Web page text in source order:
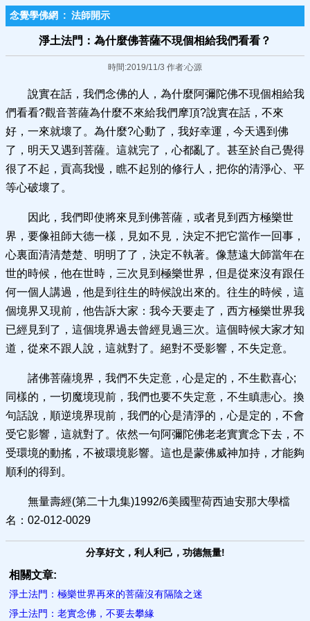
念覺學佛網 : 法師開示
淨土法門：為什麼佛菩薩不現個相給我們看看？
時間:2019/11/3 作者:心源
說實在話，我們念佛的人，為什麼阿彌陀佛不現個相給我
們看看?觀音菩薩為什麼不來給我們摩頂?說實在話，不來
好，一來就壞了。為什麼?心動了，我好幸運，今天遇到佛
了，明天又遇到菩薩。這就完了，心都亂了。甚至於自己覺得
很了不起，貢高我慢，瞧不起別的修行人，把你的清淨心、平
等心破壞了。
因此，我們即使將來見到佛菩薩，或者見到西方極樂世
界，要像祖師大德一樣，見如不見，決定不把它當作一回事，
心裏面清清楚楚、明明了了，決定不執著。像慧遠大師當年在
世的時候，他在世時，三次見到極樂世界，但是從來沒有跟任
何一個人講過，他是到往生的時候說出來的。往生的時候，這
個境界又現前，他告訴大家：我今天要走了，西方極樂世界我
已經見到了，這個境界過去曾經見過三次。這個時候大家才知
道，從來不跟人說，這就對了。絕對不受影響，不失定意。
諸佛菩薩境界，我們不失定意，心是定的，不生歡喜心;
同樣的，一切魔境現前，我們也要不失定意，不生瞋恚心。換
句話說，順逆境界現前，我們的心是清淨的，心是定的，不會
受它影響，這就對了。依然一句阿彌陀佛老老實實念下去，不
受環境的動搖，不被環境影響。這也是蒙佛威神加持，才能夠
順利的得到。
無量壽經(第二十九集)1992/6美國聖荷西迪安那大學檔
名：02-012-0029
分享好文，利人利己，功德無量!
相關文章:
淨土法門：極樂世界再來的菩薩沒有隔陰之迷
淨土法門：老實念佛，不要去攀緣